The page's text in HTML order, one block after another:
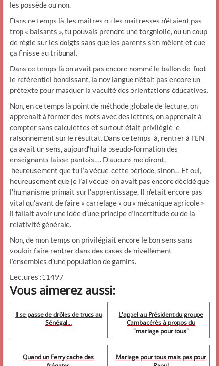
les possède ou non.
Dans ce temps là, les maîtres ou les maîtresses n’étaient pas
trop « baisants », tu pouvais prendre une torgniolle, ou un coup
de règle sur les doigts sans que les parents s’en mêlent et que
ça finisse au tribunal.
Dans ce temps là on avait pas encore nommé le ballon de foot
le référentiel bondissant, la nov langue n’était pas encore un
prétexte pour masquer la vacuité des orientations éducatives.
Non, en ce temps là point de méthode globale de lecture, on
apprenait à former des mots avec des lettres, on apprenait à
compter sans calculettes et surtout était privilégié le
raisonnement sur le résultat. Dans ce temps là, rentrer à l’EN
ça avait un sens, aujourd’hui la pseudo-formation des
enseignants laisse pantois…. D’aucuns me diront,
heureusement que tu l’a vécue cette période, sinon… Et oui,
heureusement que je l’ai vécue; on avait pas encore décidé que
l’humanisme primait sur l’apprentissage. Il n’était encore pas
vital qu’avant de faire « carrelage » ou « mécanique agricole »
il fallait avoir une idée d’une principe d’incertitude ou de la
relativité générale.
Non, de mon temps on privilégiait encore le bon sens sans
vouloir faire rentrer dans des cases de nivellement
l’ensembles d’une population de gamins.
Lectures :11497
Vous aimerez aussi:
Il se passe de drôles de trucs au
Sénégal...
L'appel au Président du groupe
Cambacérès à propos du
"mariage pour tous"
Quand un Ferry cache des
Mariage pour tous mais pas pour